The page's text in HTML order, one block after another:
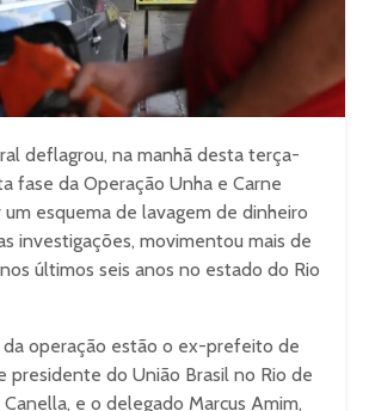
deflagrou, na manhã desta terça-
fase da Operação Unha e Carne
um esquema de lavagem de dinheiro
investigações, movimentou mais de
últimos seis anos no estado do Rio
da operação estão o ex-prefeito de
presidente do União Brasil no Rio de
Canella, e o delegado Marcus Amim,